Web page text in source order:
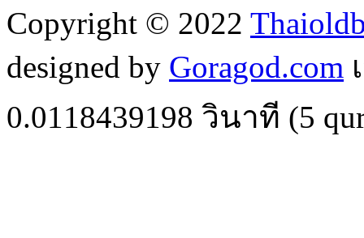
Copyright © 2022
designed by Goragod.com
0.0118439198 วินาที (5